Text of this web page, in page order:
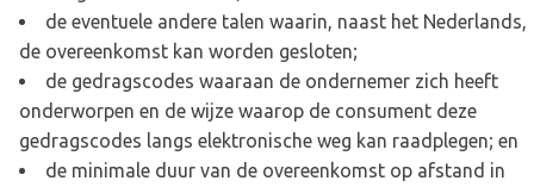
de eventuele andere talen waarin, naast het Nederlands,
de overeenkomst kan worden gesloten;
de gedragscodes waaraan de ondernemer zich heeft
onderworpen en de wijze waarop de consument deze
gedragscodes langs elektronische weg kan raadplegen; en
de minimale duur van de overeenkomst op afstand in